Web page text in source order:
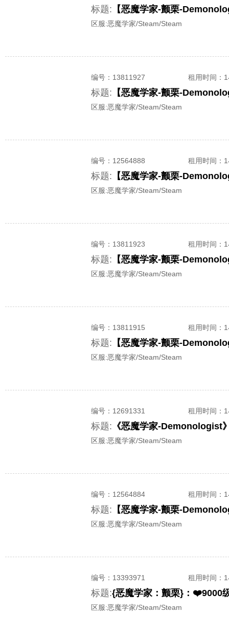
标题:
区服:恶魔学家/Steam/Steam
编号： 13811927 租用时间 ：
标题:
区服:恶魔学家/Steam/Steam
编号： 12564888 租用时间 ：
标题:
区服:恶魔学家/Steam/Steam
编号： 13811923 租用时间 ：
标题:
区服:恶魔学家/Steam/Steam
编号： 13811915 租用时间 ：
标题:
区服:恶魔学家/Steam/Steam
编号： 12691331 租用时间 ：
标题: 《恶魔学家-Demonologist
区服:恶魔学家/Steam/Steam
编号： 12564884 租用时间 ：
标题:
区服:恶魔学家/Steam/Steam
编号： 13393971 租用时间 ：
标题:{恶魔学家：颤栗}：❤️9000
区服:恶魔学家/Steam/Steam